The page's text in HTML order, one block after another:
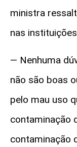
ministra
nas
— Nenhuma
não são boas
pelo mau uso
contaminação
contaminação